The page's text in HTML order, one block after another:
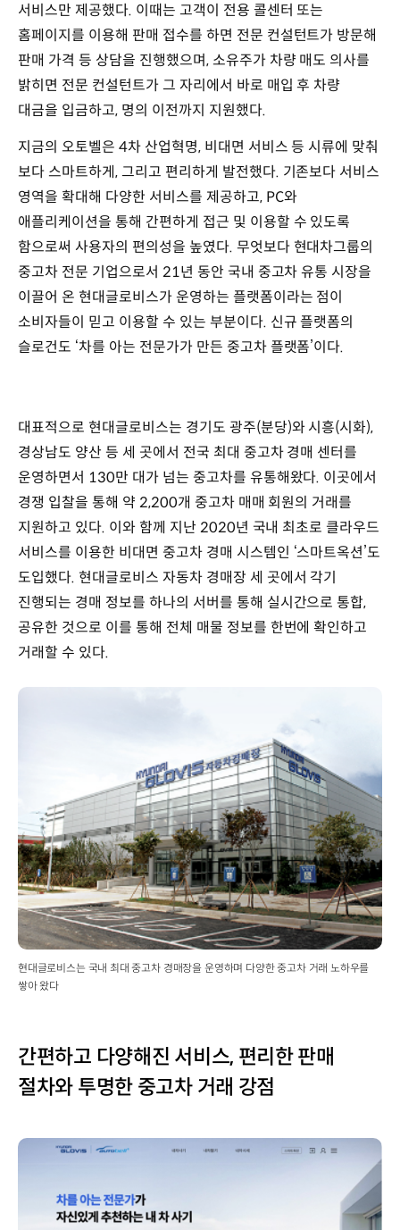
서비스만 제공했다. 이때는 고객이 전용 콜센터 또는
홈페이지를 이용해 판매 접수를 하면 전문 컨설턴트가 방문해
판매 가격 등 상담을 진행했으며, 소유주가 차량 매도 의사를
밝히면 전문 컨설턴트가 그 자리에서 바로 매입 후 차량
대금을 입금하고, 명의 이전까지 지원했다.
지금의 오토벨은 4차 산업혁명, 비대면 서비스 등 시류에 맞춰
보다 스마트하게, 그리고 편리하게 발전했다. 기존보다 서비스
영역을 확대해 다양한 서비스를 제공하고, PC와
애플리케이션을 통해 간편하게 접근 및 이용할 수 있도록
함으로써 사용자의 편의성을 높였다. 무엇보다 현대차그룹의
중고차 전문 기업으로서 21년 동안 국내 중고차 유통 시장을
이끌어 온 현대글로비스가 운영하는 플랫폼이라는 점이
소비자들이 믿고 이용할 수 있는 부분이다. 신규 플랫폼의
슬로건도 ‘차를 아는 전문가가 만든 중고차 플랫폼’이다.
대표적으로 현대글로비스는 경기도 광주(분당)와 시흥(시화),
경상남도 양산 등 세 곳에서 전국 최대 중고차 경매 센터를
운영하면서 130만 대가 넘는 중고차를 유통해왔다. 이곳에서
경쟁 입찰을 통해 약 2,200개 중고차 매매 회원의 거래를
지원하고 있다. 이와 함께 지난 2020년 국내 최초로 클라우드
서비스를 이용한 비대면 중고차 경매 시스템인 ‘스마트옥션’도
도입했다. 현대글로비스 자동차 경매장 세 곳에서 각기
진행되는 경매 정보를 하나의 서버를 통해 실시간으로 통합,
공유한 것으로 이를 통해 전체 매물 정보를 한번에 확인하고
거래할 수 있다.
현대글로비스는 국내 최대 중고차 경매장을 운영하며 다양한 중고차 거래 노하우를
쌓아 왔다
간편하고 다양해진 서비스, 편리한 판매
절차와 투명한 중고차 거래 강점